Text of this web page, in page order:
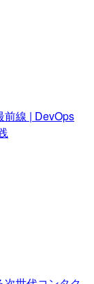
前線 | DevOps